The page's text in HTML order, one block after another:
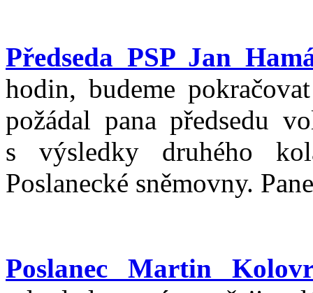
Předseda PSP Jan
hodin, budeme
požádal pana předsedu
s výsledky druhého
Poslanecké sněmovny.
Poslanec Martin